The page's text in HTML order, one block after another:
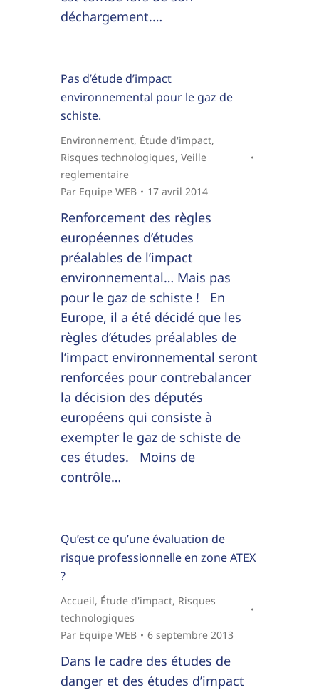
déchargement.…
Pas d’étude d’impact
environnemental pour le gaz de
schiste.
Environnement, Étude d'impact,
Risques technologiques, Veille
reglementaire
Par Equipe WEB 17 avril 2014
Renforcement des règles
européennes d’études
préalables de l’impact
environnemental… Mais pas
pour le gaz de schiste ! En
Europe, il a été décidé que les
règles d’études préalables de
l’impact environnemental seront
renforcées pour contrebalancer
la décision des députés
européens qui consiste à
exempter le gaz de schiste de
ces études. Moins de
contrôle…
Qu’est ce qu’une évaluation de
risque professionnelle en zone ATEX
?
Accueil, Étude d'impact, Risques
technologiques
Par Equipe WEB 6 septembre 2013
Dans le cadre des études de
danger et des études d’impact